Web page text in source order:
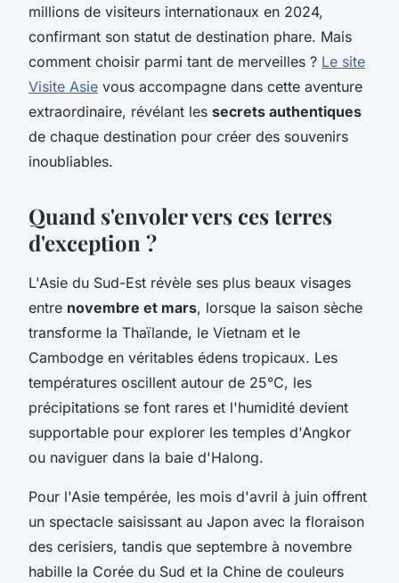
millions de visiteurs internationaux en 2024,
confirmant son statut de destination phare. Mais
comment choisir parmi tant de merveilles ? Le site
Visite Asie vous accompagne dans cette aventure
extraordinaire, révélant les secrets authentiques
de chaque destination pour créer des souvenirs
inoubliables.
Quand s'envoler vers ces terres
d'exception ?
L'Asie du Sud-Est révèle ses plus beaux visages
entre novembre et mars, lorsque la saison sèche
transforme la Thaïlande, le Vietnam et le
Cambodge en véritables édens tropicaux. Les
températures oscillent autour de 25°C, les
précipitations se font rares et l'humidité devient
supportable pour explorer les temples d'Angkor
ou naviguer dans la baie d'Halong.
Pour l'Asie tempérée, les mois d'avril à juin offrent
un spectacle saisissant au Japon avec la floraison
des cerisiers, tandis que septembre à novembre
habille la Corée du Sud et la Chine de couleurs